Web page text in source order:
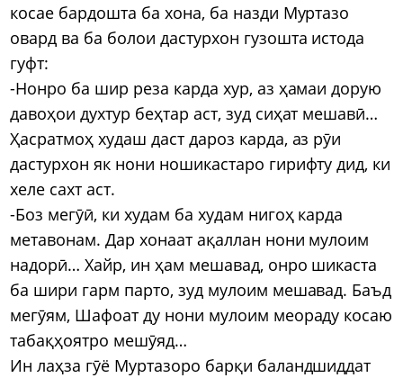
косае бардошта ба хона, ба назди Муртазо
овард ва ба болои дастурхон гузошта истода
гуфт:
-Нонро ба шир реза карда хур, аз ҳамаи дорую
давоҳои духтур беҳтар аст, зуд сиҳат мешавӣ…
Ҳасратмоҳ худаш даст дароз карда, аз рӯи
дастурхон як нони ношикастаро гирифту дид, ки
хеле сахт аст.
-Боз мегӯӣ, ки худам ба худам нигоҳ карда
метавонам. Дар хонаат ақаллан нони мулоим
надорӣ… Хайр, ин ҳам мешавад, онро шикаста
ба шири гарм парто, зуд мулоим мешавад. Баъд
мегӯям, Шафоат ду нони мулоим меораду косаю
табақҳоятро мешӯяд…
Ин лаҳза гӯё Муртазоро барқи баландшиддат